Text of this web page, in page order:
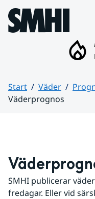
Hoppa till sidans innehåll
Start Väder
Väderprognos
SMHI publicerar
fredagar. Eller vid